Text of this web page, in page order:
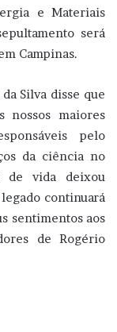
e Materiais
será
Campinas.
Silva disse que
nossos maiores
pelo
da ciência no
de vida deixou
continuará
sentimentos aos
de Rogério